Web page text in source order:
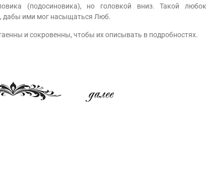
(подосиновика), но головкой вниз. Такой любок
дабы ими мог насыщаться Люб.
и сокровенны, чтобы их описывать в подробностях.